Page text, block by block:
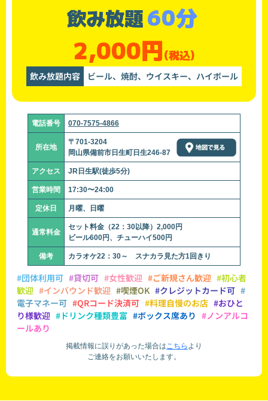
飲み放題60分
2,000円(税込)
飲み放題内容 ビール、焼酎、ウイスキー、ハイボール
電話番号 070-7575-4866
所在地
〒701-3204
岡山県備前市日生町日生246-87
アクセス JR日生駅(徒歩5分)
営業時間 17:30〜24:00
定休日 月曜、日曜
通常料金
セット料金（22：30以降）2,000円
ビール600円、チューハイ500円
備考 カラオケ22：30～ スナカラ見た方1回きり
#団体利用可 #貸切可 #女性歓迎 #ご新規さん歓迎 #初心者
歓迎 #インバウンド歓迎 #喫煙OK #クレジットカード可 #
電子マネー可 #QRコード決済可 #料理自慢のお店 #おひと
り様歓迎 #ドリンク種類豊富 #ボックス席あり #ノンアルコ
ールあり
掲載情報に誤りがあった場合はこちら より
ご連絡をお願いいたします。